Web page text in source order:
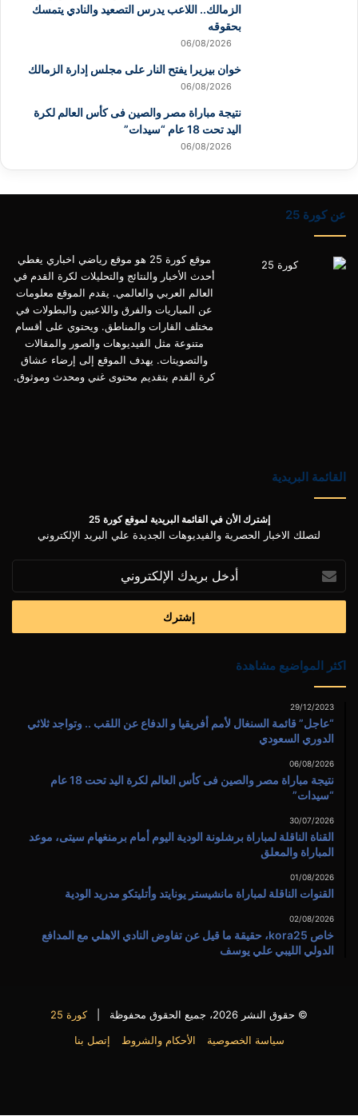
الزمالك.. اللاعب يدرس التصعيد والنادي يتمسك
بحقوقه
06/08/2026
خوان بيزيرا يفتح النار على مجلس إدارة الزمالك
06/08/2026
نتيجة مباراة مصر والصين فى كأس العالم لكرة
اليد تحت 18 عام “سيدات”
06/08/2026
عن كورة 25
موقع كورة 25 هو موقع رياضي اخباري يغطي
أحدث الأخبار والنتائج والتحليلات لكرة القدم في
العالم العربي والعالمي. يقدم الموقع معلومات
عن المباريات والفرق واللاعبين والبطولات في
مختلف القارات والمناطق. ويحتوي على أقسام
متنوعة مثل الفيديوهات والصور والمقالات
والتصويتات. يهدف الموقع إلى إرضاء عشاق
كرة القدم بتقديم محتوى غني ومحدث وموثوق.
القائمة البريدية
إشترك الأن في القائمة البريدية لموقع كورة 25
لتصلك الاخبار الحصرية والفيديوهات الجديدة علي البريد الإلكتروني
بريدك
الإلكتروني
اكثر المواضيع مشاهدة
29/12/2023
“عاجل” قائمة السنغال لأمم أفريقيا و الدفاع عن اللقب .. وتواجد ثلاثي
الدوري السعودي
06/08/2026
نتيجة مباراة مصر والصين فى كأس العالم لكرة اليد تحت 18 عام
“سيدات”
30/07/2026
القناة الناقلة لمباراة برشلونة الودية اليوم أمام برمنغهام سيتى، موعد
المباراة والمعلق
01/08/2026
القنوات الناقلة لمباراة مانشيستر يونايتد وأتليتكو مدريد الودية
02/08/2026
خاص kora25، حقيقة ما قيل عن تفاوض النادي الاهلي مع المدافع
الدولي الليبي علي يوسف
© حقوق النشر 2026، جميع الحقوق محفوظة |
كورة 25
سياسة الخصوصية
الأحكام والشروط إتصل بنا